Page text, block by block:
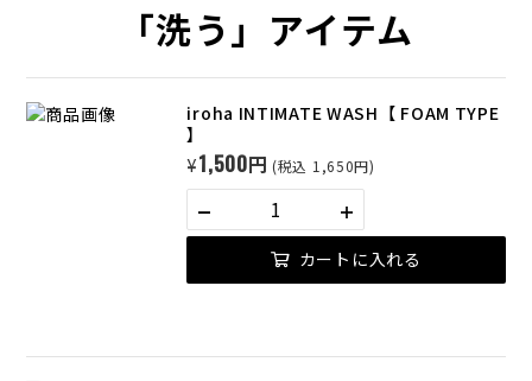
「洗う」アイテム
iroha INTIMATE WASH【 FOAM TYPE
】
¥1,500円 (税込 1,650円)
カートに入れる